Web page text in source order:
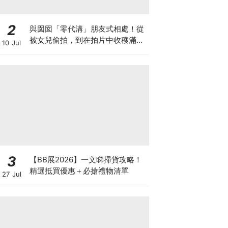
2
10 Jul
與囡囡「零代溝」朋友式相處！從
被女兒偷拍，到在拍片中收穫滿足
3
27 Jul
【BB展2026】一文睇掃貨攻略！
精選抵買優惠＋必搶禮物清單